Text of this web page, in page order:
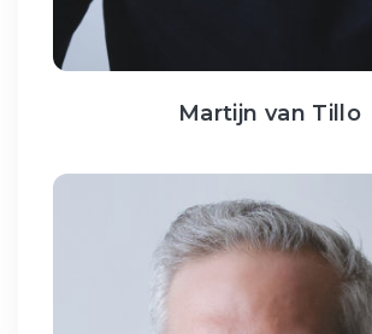
Martijn van Tillo